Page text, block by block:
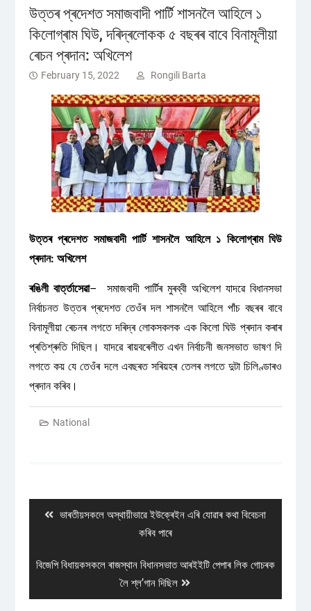
উত্তৰ প্ৰদেশত সমাজবাদী পাৰ্টি শাসনলৈ আহিলে ১
কিলোগ্ৰাম ঘিউ, দৰিদ্ৰলোকক ৫ বছৰৰ বাবে বিনামূলীয়া
ৰেচন প্ৰদান: অখিলেশ
February 15, 2022 Rongili Barta
উত্তৰ প্ৰদেশত সমাজবাদী পাৰ্টি শাসনলৈ আহিলে ১ কিলোগ্ৰাম ঘিউ
প্ৰদান: অখিলেশ
ৰঙিলী বাৰ্ত্তাসেৱা– সমাজবাদী পাৰ্টিৰ মুৰব্বী অখিলেশ যাদৱে বিধানসভা
নিৰ্বাচনত উত্তৰ প্ৰদেশত তেওঁৰ দল শাসনলৈ আহিলে পাঁচ বছৰৰ বাবে
বিনামূলীয়া ৰেচনৰ লগতে দৰিদ্ৰ লোকসকলক এক কিলো ঘিউ প্ৰদান কৰাৰ
প্ৰতিশ্ৰুতি দিছিল। যাদৱে ৰায়বৰেলীত এখন নিৰ্বাচনী জনসভাত ভাষণ দি
লগতে কয় যে তেওঁৰ দলে এবছৰত সৰিয়হৰ তেলৰ লগতে দুটা চিলিণ্ডাৰও
প্ৰদান কৰিব।
National
Previous
ভাৰতীয়সকলে অস্থায়ীভাৱে ইউক্ৰেইন এৰি যোৱাৰ কথা বিবেচনা
কৰিব পাৰে
Next
বিজেপি বিধায়কসকলে ৰাজস্থান বিধানসভাত আৰইইটি পেপাৰ লিক গোচৰক
লৈ শ্ল’গান দিছিল